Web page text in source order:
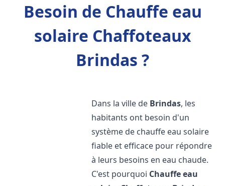
Besoin de Chauffe eau
solaire Chaffoteaux
Brindas ?
Dans la ville de Brindas, les
habitants ont besoin d'un
système de chauffe eau solaire
fiable et efficace pour répondre
à leurs besoins en eau chaude.
C'est pourquoi Chauffe eau